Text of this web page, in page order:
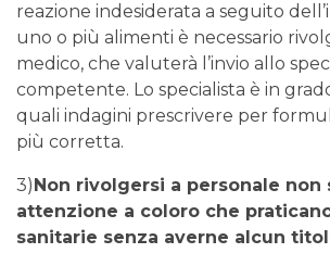
reazione indesiderata a seguito
uno o più alimenti è necessario
medico, che valuterà l’invio allo
competente. Lo specialista è in
quali indagini prescrivere per
più corretta.
3)Non rivolgersi a personale non
attenzione a coloro che
sanitarie senza averne alcun